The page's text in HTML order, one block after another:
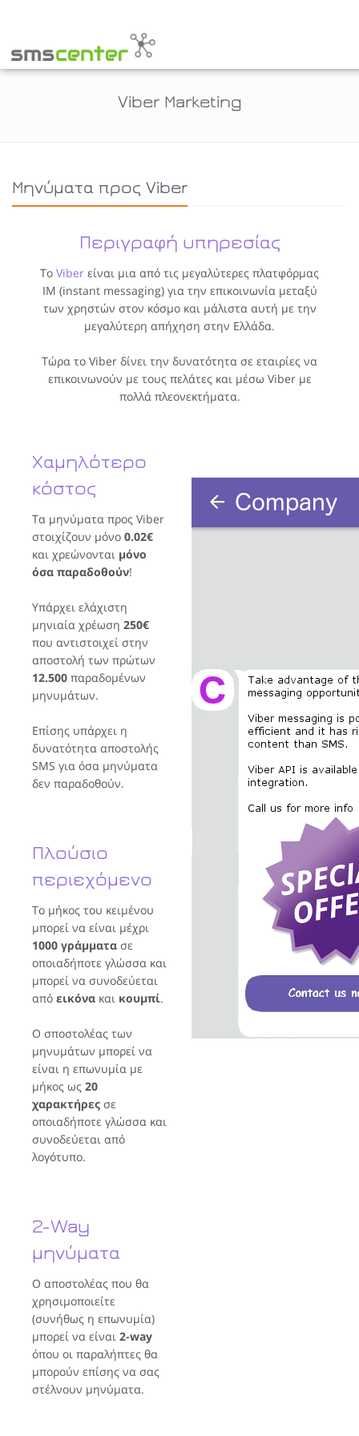
Viber Marketing
Μηνύματα προς Viber
Περιγραφή υπηρεσίας
Το Viber είναι μια από τις μεγαλύτερες πλατφόρμας
ΙΜ (instant messaging) για την επικοινωνία μεταξύ
των χρηστών στον κόσμο και μάλιστα αυτή με την
μεγαλύτερη απήχηση στην Ελλάδα.
Τώρα το Viber δίνει την δυνατότητα σε εταιρίες να
επικοινωνούν με τους πελάτες και μέσω Viber με
πολλά πλεονεκτήματα.
Χαμηλότερο
κόστος
Τα μηνύματα προς Viber
στοιχίζουν μόνο 0.02€
και χρεώνονται μόνο
όσα παραδοθούν!
Υπάρχει ελάχιστη
μηνιαία χρέωση 250€
που αντιστοιχεί στην
αποστολή των πρώτων
12.500 παραδομένων
μηνυμάτων.
Επίσης υπάρχει η
δυνατότητα αποστολής
SMS για όσα μηνύματα
δεν παραδοθούν.
Πλούσιο
περιεχόμενο
Το μήκος του κειμένου
μπορεί να είναι μέχρι
1000 γράμματα σε
οποιαδήποτε γλώσσα και
μπορεί να συνοδεύεται
από εικόνα και κουμπί.
Ο σποστολέας των
μηνυμάτων μπορεί να
είναι η επωνυμία με
μήκος ως 20
χαρακτήρες σε
οποιαδήποτε γλώσσα και
συνοδεύεται από
λογότυπο.
2-Way
μηνύματα
Ο αποστολέας που θα
χρησιμοποιείτε
(συνήθως η επωνυμία)
μπορεί να είναι 2-way
όπου οι παραλήπτες θα
μπορούν επίσης να σας
στέλνουν μηνύματα.